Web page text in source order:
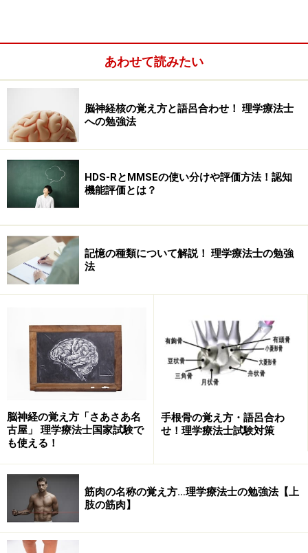
肺活量（VC） ：予備吸気量＋1回換気量＋予備呼気
量
全肺気量（TLC） ：最大吸気位における肺ガス量
（肺活量＋残気量）
過去に上記のデータに関連して出題された国家試験問題
は、以下のようなものがあります。
試験より)
残気量 ＝全肺気量－肺活量
肺活量 ＝予備呼気量＋最大吸気量
予備呼気量 ＝全肺気量－最大吸気量
機能的残気量＝予備呼気量＋残気量
この答えは4.になりますが、パッと答えを出せない場合
はこれからお教えする方法が役に立ちます。では、一緒
に見ていきましょう。
あわせて読みたい
脳神経核の覚え方と語呂合わせ！ 理学療法士
への勉強法
HDS-RとMMSEの使い分けや評価方法！認知
機能評価とは？
記憶の種類について解説！ 理学療法士の勉強
法
脳神経の覚え方「さあさあ名
古屋」 理学療法士国家試験で
も使える！
手根骨の覚え方・語呂合わ
せ！理学療法士試験対策
筋肉の名称の覚え方…理学療法士の勉強法【上
肢の筋肉】